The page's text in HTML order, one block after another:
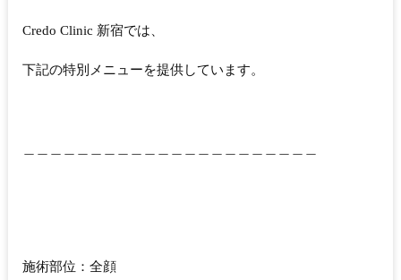
Credo Clinic 新宿では、
下記の特別メニューを提供しています。
施術部位：全顔